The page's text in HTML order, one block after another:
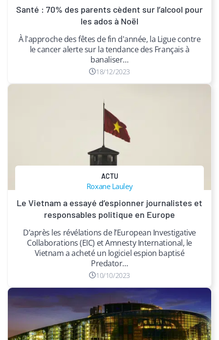
Santé : 70% des parents cèdent sur l’alcool pour
les ados à Noël
À l'approche des fêtes de fin d'année, la Ligue contre
le cancer alerte sur la tendance des Français à
banaliser…
18/12/2023
ACTU
Roxane Lauley
Le Vietnam a essayé d’espionner journalistes et
responsables politique en Europe
D’après les révélations de l’European Investigative
Collaborations (EIC) et Amnesty International, le
Vietnam a acheté un logiciel espion baptisé
Predator…
10/10/2023